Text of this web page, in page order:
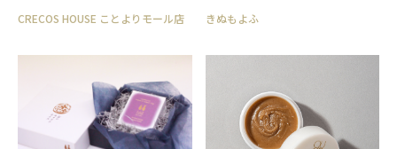
CRECOS HOUSE ことよりモール店 きぬもよふ